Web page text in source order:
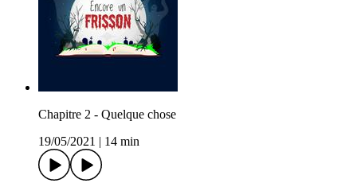
Chapitre 2 - Quelque chose
19/05/2021
14 min